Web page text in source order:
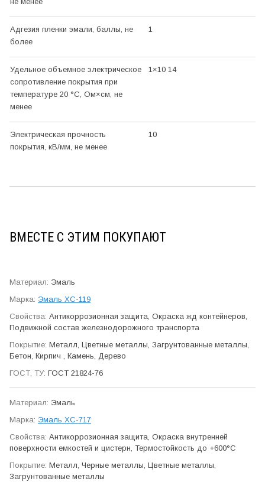
Адгезия пленки эмали, баллы, не
более
1
Удельное объемное электрическое
сопротивление покрытия при
температуре 20 °С, Ом×см, не
менее
1×10 14
Электрическая прочность
покрытия, кВ/мм, не менее
10
ВМЕСТЕ С ЭТИМ ПОКУПАЮТ
Эмаль
Эмаль ХС-119
Антикор­розионная защита, Окраска жд контейнеров,
Подвижной состав железно­дорожного транспорта
Металл, Цветные металлы, Загрунтованные металлы,
Бетон, Кирпич , Камень, Дерево
ГОСТ 21824-76
Эмаль
Эмаль ХС-717
Антикор­розионная защита, Окраска внутренней
поверхности емкостей и цистерн, Термо­стойкость до +600°С
Металл, Черные металлы, Цветные металлы,
Загрунтованные металлы